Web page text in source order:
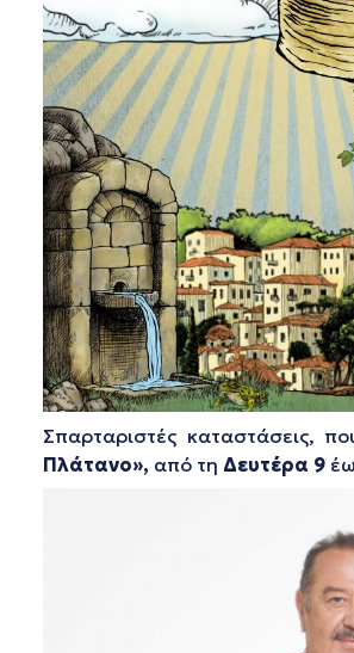
Σπαρταριστές καταστάσεις,
Πλάτανο», από τη Δευτέρα 9